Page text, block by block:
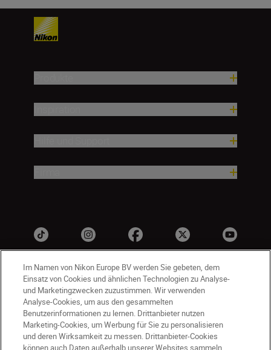
DE Nikon Sites
Im Namen von Nikon Europe BV werden Sie gebeten, dem
Einsatz von Cookies und ähnlichen Technologien zu Analyse-
und Marketingzwecken zuzustimmen. Wir verwenden
Analyse-Cookies, um aus den gesammelten
Benutzerinformationen zu lernen. Drittanbieter nutzen
Marketing-Cookies, um Werbung für Sie zu personalisieren
und deren Wirksamkeit zu messen. Drittanbieter-Cookies
können auch Daten außerhalb unserer Websites sammeln.